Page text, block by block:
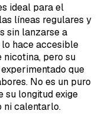
ideal para el
líneas regulares y
sin lanzarse a
hace accesible
nicotina, pero su
que
No es un puro
su longitud exige
ni calentarlo.